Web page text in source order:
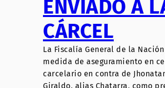
ENVIADO A
CÁRCEL
La Fiscalía General de la
medida de aseguramiento en
carcelario en contra de
Giraldo, alias Chatarra, como